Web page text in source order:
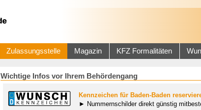
Zulassungsstelle Magazin KFZ Formalitäten
Wichtige Infos vor Ihrem Behördengang
Kennzeichen für Baden-Baden
► Nummernschilder direkt günstig